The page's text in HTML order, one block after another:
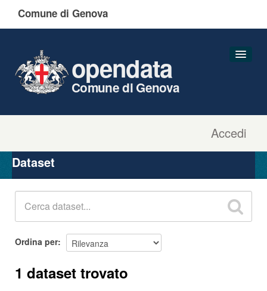
Comune di Genova
Accedi
opendata
Comune di Genova
Organizzazioni
Gruppi
Dataset
Ordina per
1 dataset trovato